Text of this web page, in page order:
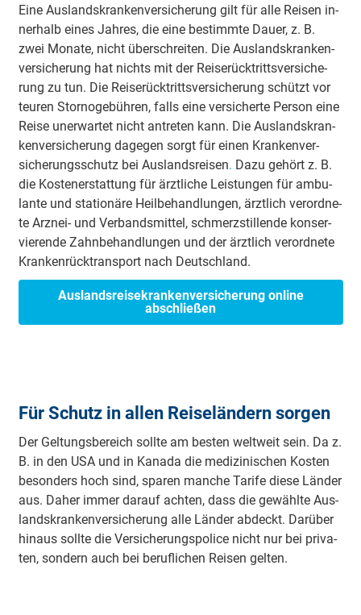
Eine Aus­lands­kran­ken­ver­siche­rung gilt für al­le Rei­sen in­
ner­halb eines Jah­res, die eine be­stimm­te Dau­er, z. B.
zwei Mo­na­te, nicht über­schrei­ten. Die Aus­lands­kran­ken­
ver­siche­rung hat nichts mit der Rei­se­rück­tritts­ver­siche­
rung zu tun. Die Rei­se­rück­tritts­ver­siche­rung schützt vor
teu­ren Stor­no­ge­büh­ren, falls eine ver­sicher­te Per­son eine
Rei­se un­er­war­tet nicht an­tre­ten kann. Die Aus­lands­kran­
ken­ver­siche­rung da­ge­gen sorgt für einen Kran­ken­ver­
siche­rungs­schutz bei Aus­lands­rei­sen. Da­zu ge­hört z. B.
die Kos­ten­er­stat­tung für ärzt­li­che Leis­tun­gen für am­bu­
lan­te und sta­tio­nä­re Heil­be­hand­lun­gen, ärzt­lich ver­ord­ne­
te Arz­nei- und Ver­bands­mit­tel, schmerz­stil­len­de kon­ser­
vie­ren­de Zahn­be­hand­lun­gen und der ärzt­lich ver­ord­ne­te
Kran­ken­rück­trans­port nach Deutsch­land.
Auslandsreisekrankenversicherung online
abschließen
Für Schutz in allen Reiseländern sorgen
Der Gel­tungs­be­reich soll­te am bes­ten welt­weit sein. Da z.
B. in den USA und in Ka­na­da die me­di­zi­ni­schen Kos­ten
be­son­ders hoch sind, spa­ren man­che Ta­ri­fe die­se Län­der
aus. Da­her im­mer da­rauf ach­ten, dass die ge­wähl­te Aus­
lands­kran­ken­ver­siche­rung al­le Län­der ab­deckt. Da­rü­ber
hin­aus soll­te die Ver­siche­rungs­po­li­ce nicht nur bei pri­va­
ten, son­dern auch bei be­ruf­li­chen Rei­sen gel­ten.